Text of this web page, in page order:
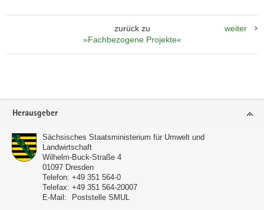
zurück zu
»Fachbezogene Projekte«
weiter
Footer-
Herausgeber
Sächsisches Staatsministerium für Umwelt und
Landwirtschaft
Wilhelm-Buck-Straße 4
01097 Dresden
Telefon: +49 351 564-0
Telefax: +49 351 564-20007
E-Mail:
Poststelle SMUL